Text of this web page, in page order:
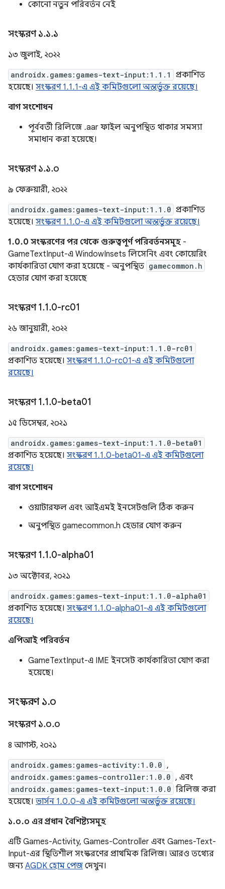
কোনো নতুন পরিবর্তন নেই
সংস্করণ ১.১.১
১৩ জুলাই, ২০২২
androidx.games:games-text-input:1.1.1
প্রকাশিত
হয়েছে। সংস্করণ 1.1.1-এ এই কমিটগুলো অন্তর্ভুক্ত রয়েছে।
বাগ সংশোধন
পূর্ববর্তী রিলিজে .aar ফাইল অনুপস্থিত থাকার সমস্যা
সমাধান করা হয়েছে।
সংস্করণ ১.১.০
৯ ফেব্রুয়ারী, ২০২২
androidx.games:games-text-input:1.1.0 প্রকাশিত
হয়েছে। সংস্করণ 1.1.0-এ এই কমিটগুলো অন্তর্ভুক্ত রয়েছে।
1.0.0 সংস্করণের পর থেকে গুরুত্বপূর্ণ পরিবর্তনসমূহ -
GameTextInput-এ WindowInsets লিসেনিং এবং কোয়েরিং
কার্যকারিতা যোগ করা হয়েছে - অনুপস্থিত gamecommon.h
হেডার যোগ করা হয়েছে
সংস্করণ 1.1.0-rc01
২৬ জানুয়ারী, ২০২২
androidx.games:games-text-input:1.1.0-rc01
প্রকাশিত হয়েছে। সংস্করণ 1.1.0-rc01-এ এই কমিটগুলো
রয়েছে।
সংস্করণ 1.1.0-beta01
১৫ ডিসেম্বর, ২০২১
androidx.games:games-text-input:1.1.0-beta01
প্রকাশিত হয়েছে। সংস্করণ 1.1.0-beta01-এ এই কমিটগুলো
রয়েছে।
বাগ সংশোধন
ওয়াটারফল এবং আইএমই ইনসেটগুলি ঠিক করুন
অনুপস্থিত gamecommon.h হেডার যোগ করুন
সংস্করণ 1.1.0-alpha01
১৩ অক্টোবর, ২০২১
androidx.games:games-text-input:1.1.0-alpha01
প্রকাশিত হয়েছে। সংস্করণ 1.1.0-alpha01-এ এই কমিটগুলো
রয়েছে।
এপিআই পরিবর্তন
GameTextInput-এ IME ইনসেট কার্যকারিতা যোগ করা
হয়েছে।
সংস্করণ ১.০
সংস্করণ ১.০.০
৪ আগস্ট, ২০২১
androidx.games:games-activity:1.0.0 ,
androidx.games:games-controller:1.0.0 , এবং
androidx.games:games-text-input:1.0.0 রিলিজ করা
হয়েছে। ভার্সন 1.0.0-এ এই কমিটগুলো অন্তর্ভুক্ত রয়েছে।
১.০.০ এর প্রধান বৈশিষ্ট্যসমূহ
এটি Games-Activity, Games-Controller এবং Games-Text-
Input-এর স্থিতিশীল সংস্করণের প্রাথমিক রিলিজ। আরও তথ্যের
জন্য AGDK হোম পেজ দেখুন।